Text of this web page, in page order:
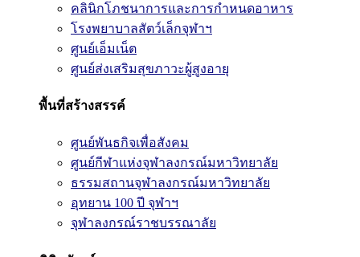
คลินิกโภชนาการและการกำหนดอาหาร
โรงพยาบาลสัตว์เล็กจุฬาฯ
ศูนย์เอ็มเน็ต
ศูนย์ส่งเสริมสุขภาวะผู้สูงอายุ
พื้นที่สร้างสรรค์
ศูนย์พันธกิจเพื่อสังคม
ศูนย์กีฬาแห่งจุฬาลงกรณ์มหาวิทยาลัย
ธรรมสถานจุฬาลงกรณ์มหาวิทยาลัย
อุทยาน 100 ปี จุฬาฯ
จุฬาลงกรณ์ราชบรรณาลัย